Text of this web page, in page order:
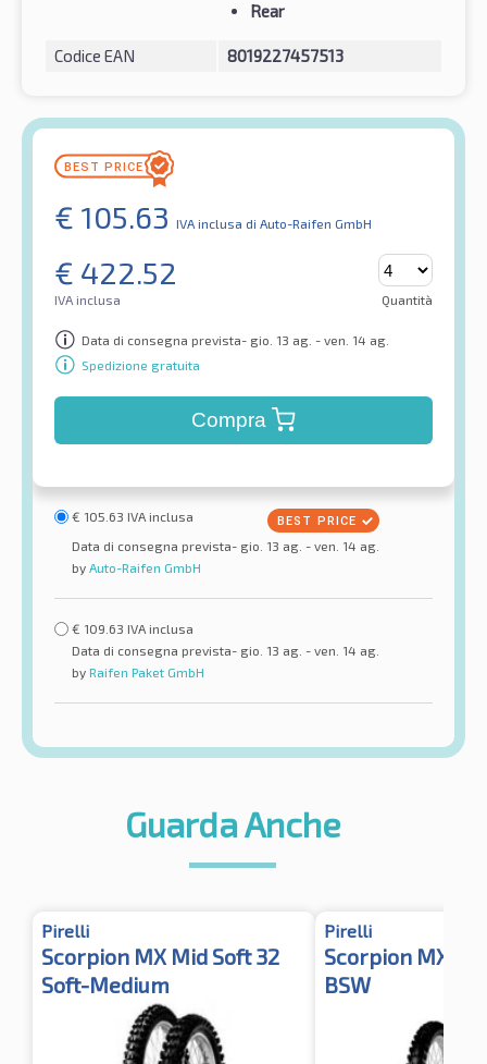
Rear
Codice EAN 8019227457513
€ 105.63 IVA inclusa di Auto-Raifen GmbH
€ 422.52
IVA inclusa Quantità
Data di consegna prevista- gio. 13 ag. - ven. 14 ag.
Spedizione gratuita
Compra
€ 105.63 IVA inclusa
Data di consegna prevista- gio. 13 ag. - ven. 14 ag.
by Auto-Raifen GmbH
€ 109.63 IVA inclusa
Data di consegna prevista- gio. 13 ag. - ven. 14 ag.
by Raifen Paket GmbH
Guarda Anche
Pirelli
Scorpion MX Mid Soft 32
Soft-Medium
Pirelli
Scorpion MX
BSW